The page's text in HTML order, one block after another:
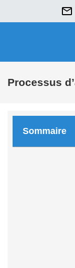
Processus
Sommaire